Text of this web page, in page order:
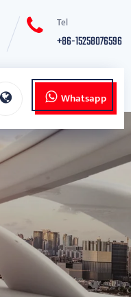
Tel
+86-15258076596
Whatsapp